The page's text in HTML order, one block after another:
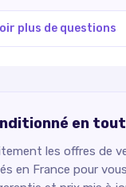
plus de questions
en
les offres de
en France pour